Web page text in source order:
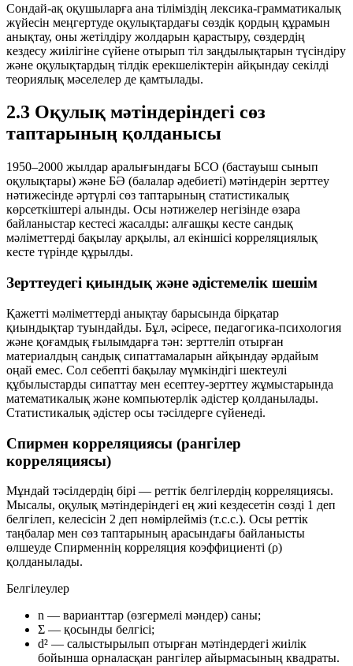
Сондай-ақ оқушыларға ана тіліміздің лексика-грамматикалық
жүйесін меңгертуде оқулықтардағы сөздік қордың құрамын
анықтау, оны жетілдіру жолдарын қарастыру, сөздердің
кездесу жиілігіне сүйене отырып тіл заңдылықтарын түсіндіру
және оқулықтардың тілдік ерекшеліктерін айқындау секілді
теориялық мәселелер де қамтылады.
2.3 Оқулық мәтіндеріндегі сөз
таптарының қолданысы
1950–2000 жылдар аралығындағы БСО (бастауыш сынып
оқулықтары) және БӘ (балалар әдебиеті) мәтіндерін зерттеу
нәтижесінде әртүрлі сөз таптарының статистикалық
көрсеткіштері алынды. Осы нәтижелер негізінде өзара
байланыстар кестесі жасалды: алғашқы кесте сандық
мәліметтерді бақылау арқылы, ал екіншісі корреляциялық
кесте түрінде құрылды.
Зерттеудегі қиындық және әдістемелік шешім
Қажетті мәліметтерді анықтау барысында бірқатар
қиындықтар туындайды. Бұл, әсіресе, педагогика-психология
және қоғамдық ғылымдарға тән: зерттеліп отырған
материалдың сандық сипаттамаларын айқындау әрдайым
оңай емес. Сол себепті бақылау мүмкіндігі шектеулі
құбылыстарды сипаттау мен есептеу-зерттеу жұмыстарында
математикалық және компьютерлік әдістер қолданылады.
Статистикалық әдістер осы тәсілдерге сүйенеді.
Спирмен корреляциясы (рангілер
корреляциясы)
Мұндай тәсілдердің бірі — реттік белгілердің корреляциясы.
Мысалы, оқулық мәтіндеріндегі ең жиі кездесетін сөзді 1 деп
белгілеп, келесісін 2 деп нөмірлейміз (т.с.с.). Осы реттік
таңбалар мен сөз таптарының арасындағы байланысты
өлшеуде Спирменнің корреляция коэффициенті (ρ)
қолданылады.
Белгілеулер
n — варианттар (өзгермелі мәндер) саны;
Σ — қосынды белгісі;
d² — салыстырылып отырған мәтіндердегі жиілік
бойынша орналасқан рангілер айырмасының квадраты.